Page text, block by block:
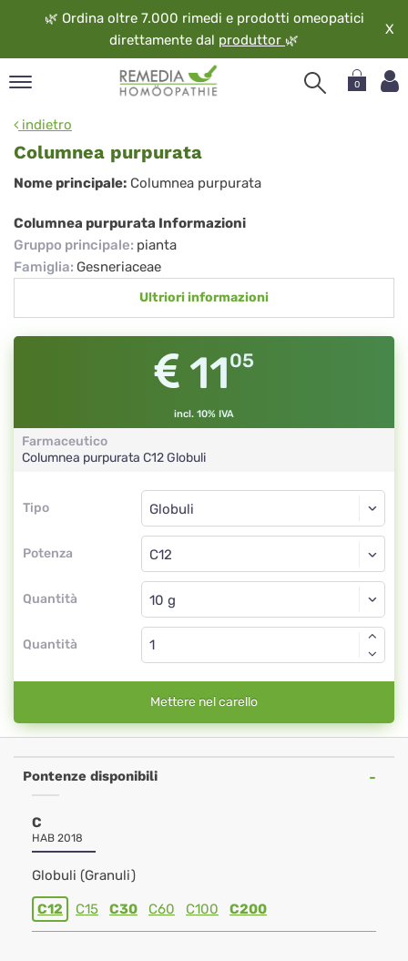
🌿 Ordina oltre 7.000 rimedi e prodotti omeopatici
direttamente dal produttor 🌿
X
0
indietro
Columnea purpurata
Columnea
purpurata
Nome principale: Columnea purpurata
Columnea purpurata Informazioni
Gruppo principale: pianta
Famiglia: Gesneriaceae
Ultriori informazioni
1105
incl. 10% IVA
Farmaceutico
Columnea purpurata C12Globuli
Tipo
Tipo
Potenza
Globuli
C12
Quantità
Globuli
Quantità
Mettere nel carello
Pontenze disponibili
C
HAB 2018
Globuli (Granuli)
C12 C15 C30 C60 C100 C200